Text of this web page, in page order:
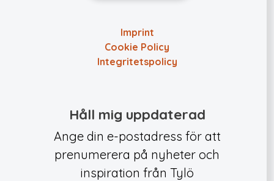
Imprint
Cookie Policy
Integritets­policy
Håll mig uppdaterad
Ange din e-postadress för att
prenumerera på nyheter och
inspiration från Tylö